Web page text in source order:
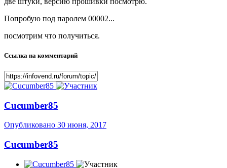
Попробую под паролем 00002...
посмотрим что получиться.
Ссылка на комментарий
Cucumber85
Опубликовано 30 июня, 2017
Cucumber85